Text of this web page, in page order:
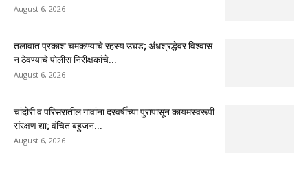
August 6, 2026
तलावात प्रकाश चमकण्याचे रहस्य उघड; अंधश्रद्धेवर विश्वास
न ठेवण्याचे पोलीस निरीक्षकांचे...
August 6, 2026
चांदोरी व परिसरातील गावांना दरवर्षीच्या पुरापासून कायमस्वरूपी
संरक्षण द्या; वंचित बहुजन...
August 6, 2026